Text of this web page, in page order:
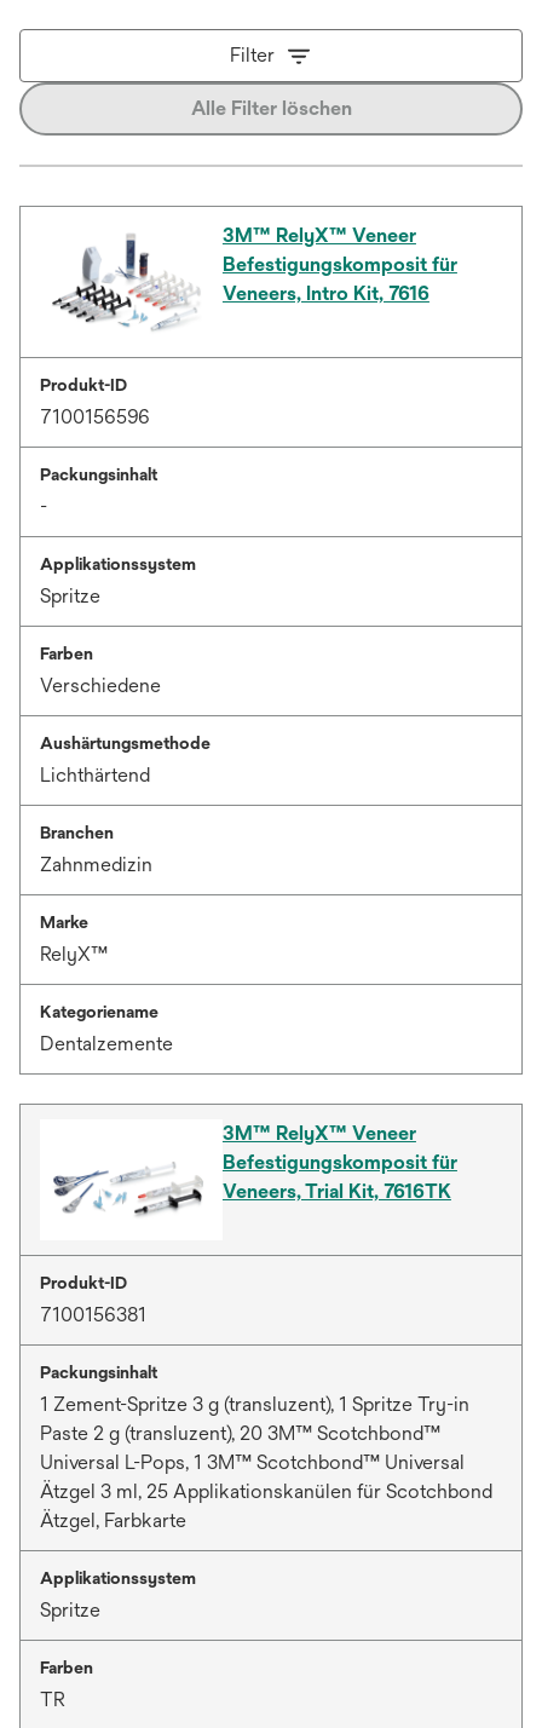
Filter
Alle Filter löschen
3M™ RelyX™ Veneer
Befestigungskomposit für
Veneers, Intro Kit, 7616
Produkt-ID
7100156596
Packungsinhalt
-
Applikationssystem
Spritze
Farben
Verschiedene
Aushärtungsmethode
Lichthärtend
Branchen
Zahnmedizin
Marke
RelyX™
Kategoriename
Dentalzemente
3M™ RelyX™ Veneer
Befestigungskomposit für
Veneers, Trial Kit, 7616TK
Produkt-ID
7100156381
Packungsinhalt
1 Zement-Spritze 3 g (transluzent), 1 Spritze Try-in
Paste 2 g (transluzent), 20 3M™ Scotchbond™
Universal L-Pops, 1 3M™ Scotchbond™ Universal
Ätzgel 3 ml, 25 Applikationskanülen für Scotchbond
Ätzgel, Farbkarte
Applikationssystem
Spritze
Farben
TR